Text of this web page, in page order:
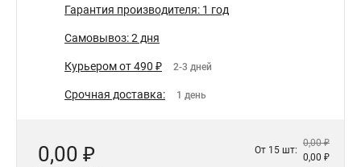
Гарантия производителя: 1 год
Самовывоз: 2 дня
Курьером от 490 ₽ 2-3 дней
Срочная доставка: 1 день
0,00 ₽ От 15 шт:
0,00 ₽
0,00 ₽